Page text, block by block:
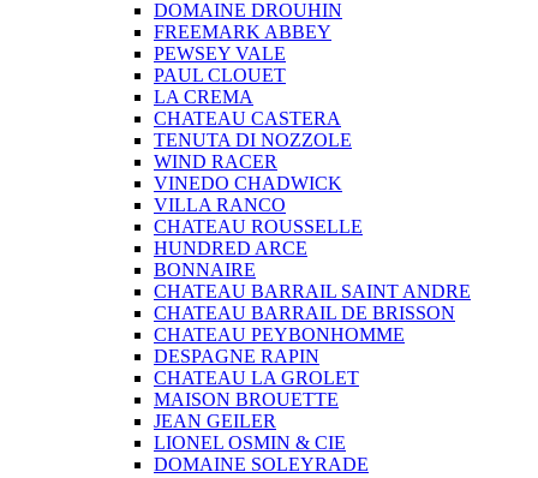
DOMAINE DROUHIN
FREEMARK ABBEY
PEWSEY VALE
PAUL CLOUET
LA CREMA
CHATEAU CASTERA
TENUTA DI NOZZOLE
WIND RACER
VINEDO CHADWICK
VILLA RANCO
CHATEAU ROUSSELLE
HUNDRED ARCE
BONNAIRE
CHATEAU BARRAIL SAINT ANDRE
CHATEAU BARRAIL DE BRISSON
CHATEAU PEYBONHOMME
DESPAGNE RAPIN
CHATEAU LA GROLET
MAISON BROUETTE
JEAN GEILER
LIONEL OSMIN & CIE
DOMAINE SOLEYRADE